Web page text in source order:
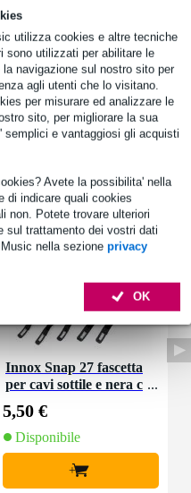
utilizza cookies e altre tecniche
sono utilizzati per abilitare le
navigazione sul nostro sito per
agli utenti che lo visitano.
per misurare ed analizzare le
sito, per migliorare la sua
semplici e vantaggiosi gli acquisti
Avete la possibilita' nella
di indicare quali cookies
non. Potete trovare ulteriori
sul trattamento dei vostri dati
nella sezione privacy
OK
Innox Snap 27 fascetta
per cavi sottile e nera c
(10 pezzi)
5,50 €
Disponibile
+